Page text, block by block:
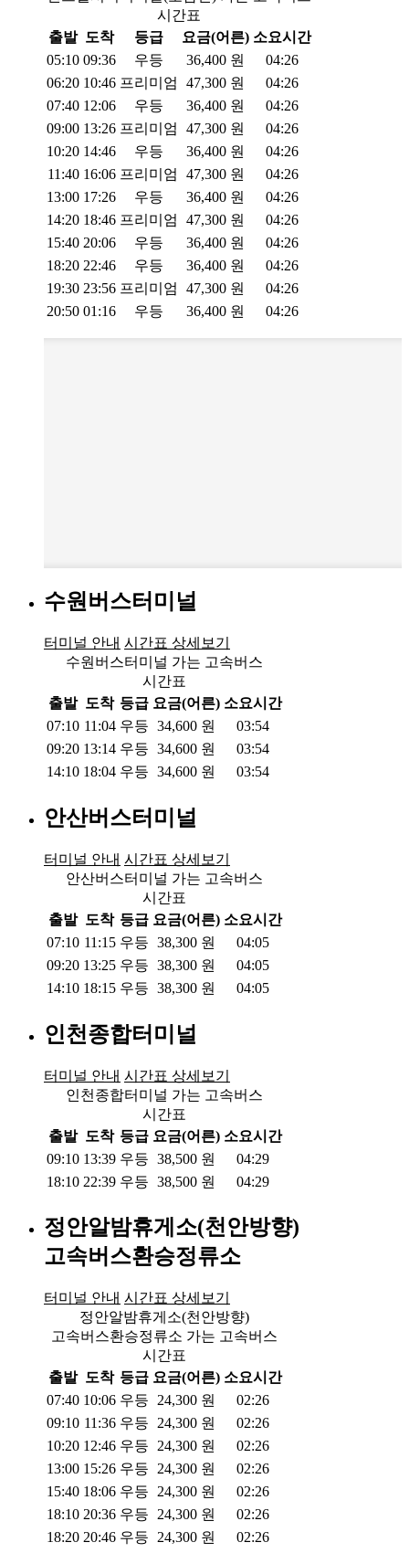
시간표
출발 도착 등급 요금(어른) 소요시간
05:10 09:36 우등 36,400 원
04:26
06:20 10:46 프리미엄 47,300 원
04:26
07:40 12:06 우등 36,400 원
04:26
09:00 13:26 프리미엄 47,300 원
04:26
10:20 14:46 우등 36,400 원
04:26
11:40 16:06 프리미엄 47,300 원
04:26
13:00 17:26 우등 36,400 원
04:26
14:20 18:46 프리미엄 47,300 원
04:26
15:40 20:06 우등 36,400 원
04:26
18:20 22:46 우등 36,400 원
04:26
19:30 23:56 프리미엄 47,300 원
04:26
20:50 01:16 우등 36,400 원 04:26
수원버스터미널
터미널 안내 시간표 상세보기
수원버스터미널 가는 고속버스
시간표
출발 도착 등급 요금(어른) 소요시간
07:10 11:04 우등 34,600 원
03:54
09:20 13:14 우등 34,600 원
03:54
14:10 18:04 우등 34,600 원 03:54
안산버스터미널
터미널 안내 시간표 상세보기
안산버스터미널 가는 고속버스
시간표
출발 도착 등급 요금(어른) 소요시간
07:10 11:15 우등 38,300 원
04:05
09:20 13:25 우등 38,300 원
04:05
14:10 18:15 우등 38,300 원 04:05
인천종합터미널
터미널 안내 시간표 상세보기
인천종합터미널 가는 고속버스
시간표
출발 도착 등급 요금(어른) 소요시간
09:10 13:39 우등 38,500 원
04:29
18:10 22:39 우등 38,500 원 04:29
정안알밤휴게소(천안방향)
고속버스환승정류소
터미널 안내 시간표 상세보기
정안알밤휴게소(천안방향)
고속버스환승정류소 가는 고속버스
시간표
출발 도착 등급 요금(어른) 소요시간
07:40 10:06 우등 24,300 원
02:26
09:10 11:36 우등 24,300 원
02:26
10:20 12:46 우등 24,300 원
02:26
13:00 15:26 우등 24,300 원
02:26
15:40 18:06 우등 24,300 원
02:26
18:10 20:36 우등 24,300 원
02:26
18:20 20:46 우등 24,300 원 02:26